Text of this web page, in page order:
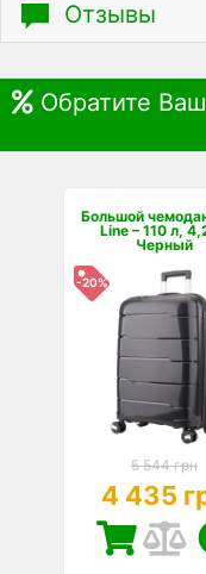
Отзывы
Обратите
Большой
Line – 110 л,
Черный
-20%
5 544 грн
4 435